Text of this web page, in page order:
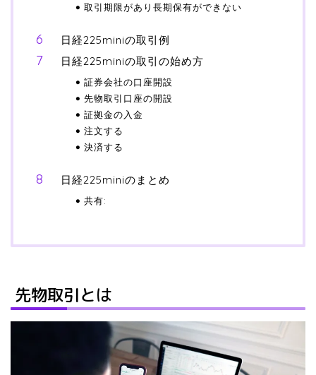
取引期限があり長期保有ができない
日経225miniの取引例
日経225miniの取引の始め方
証券会社の口座開設
先物取引口座の開設
証拠金の入金
注文する
決済する
日経225miniのまとめ
共有:
先物取引とは